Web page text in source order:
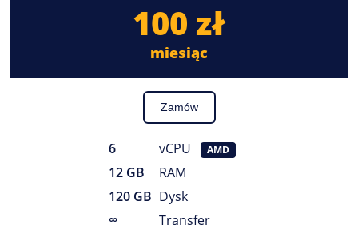
100 zł
miesiąc
Zamów
6 vCPU AMD
12 GB
RAM
120 GB Dysk
∞
Transfer